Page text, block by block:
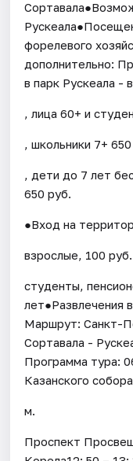
форелевого
дополнительно:
в парк Рускеала -
, лица 60+ и
, школьники 7+
, дети до 7 лет
650 руб.
●Вход на
взрослые, 100 руб.
студенты,
лет●Развлечения
Маршрут: Санкт-
Сортавала -
Программа тура:
Казанского
м.
Проспект